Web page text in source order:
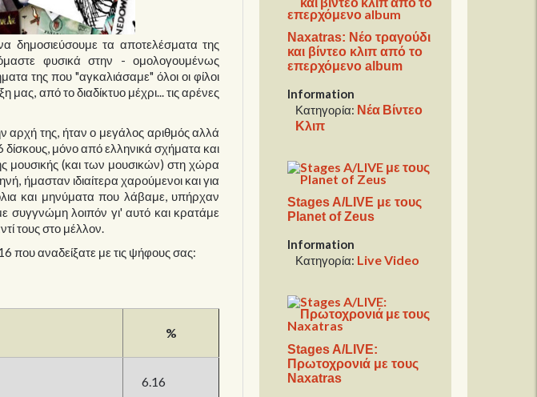
δημοσιεύσουμε τα αποτελέσματα της
φυσικά στην - ομολογουμένως
της που "αγκαλιάσαμε" όλοι οι φίλοι
μας, από το διαδίκτυο μέχρι... τις αρένες
αρχή της, ήταν ο μεγάλος αριθμός αλλά
δίσκους, μόνο από ελληνικά σχήματα και
μουσικής (και των μουσικών) στη χώρα
ήμασταν ιδιαίτερα χαρούμενοι και για
και μηνύματα που λάβαμε, υπήρχαν
συγγνώμη λοιπόν γι' αυτό και κρατάμε
τους στο μέλλον.
που αναδείξατε με τις ψήφους σας:
%
6.16
Naxatras: Νέο τραγούδι
και βίντεο κλιπ από το
επερχόμενο album
Information
Κατηγορία: Νέα Βίντεο
Κλιπ
Stages A/LIVE με τους
Planet of Zeus
Information
Κατηγορία: Live Video
Stages A/LIVE:
Πρωτοχρονιά με τους
Naxatras